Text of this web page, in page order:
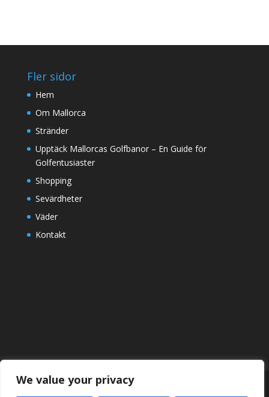
We value your privacy
Fler sidor
Hem
Om Mallorca
Stränder
Upptäck Mallorcas Golfbanor – En Guide för
Golfentusiaster
Shopping
Sevärdheter
Väder
Kontakt